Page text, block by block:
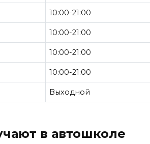
10:00-21:00
10:00-21:00
10:00-21:00
10:00-21:00
Выходной
в автошколе